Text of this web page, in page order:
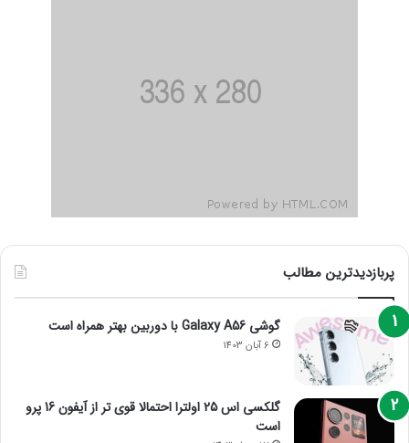
پربازدیدترین مطالب
گوشی Galaxy A56 با دوربین بهتر همراه است
6 آبان 1403
گلکسی اس 25 اولترا احتمالا قوی تر از آیفون 16 پرو
است